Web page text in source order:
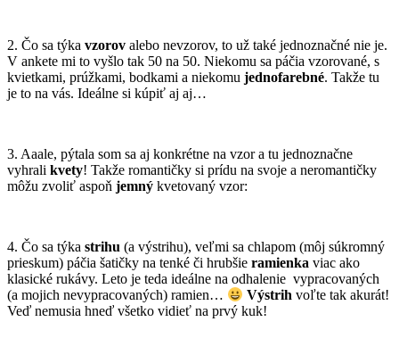
2. Čo sa týka vzorov alebo nevzorov, to už také jednoznačné nie je.
V ankete mi to vyšlo tak 50 na 50. Niekomu sa páčia vzorované, s
kvietkami, prúžkami, bodkami a niekomu jednofarebné. Takže tu
je to na vás. Ideálne si kúpiť aj aj…
3. Aaale, pýtala som sa aj konkrétne na vzor a tu jednoznačne
vyhrali kvety! Takže romantičky si prídu na svoje a neromantičky
môžu zvoliť aspoň jemný kvetovaný vzor:
4. Čo sa týka strihu (a výstrihu), veľmi sa chlapom (môj súkromný
prieskum) páčia šatičky na tenké či hrubšie ramienka viac ako
klasické rukávy. Leto je teda ideálne na odhalenie vypracovaných
(a mojich nevypracovaných) ramien…
Výstrihvoľte tak akurát!
Veď nemusia hneď všetko vidieť na prvý kuk!